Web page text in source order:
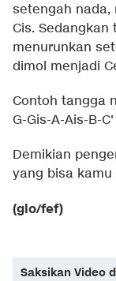
setengah nada,
Cis.
menurunkan
dimol menjadi
Contoh tangga
G-Gis-A-Ais-B-C'
Demikian
yang bisa
(glo/fef)
Saksikan Video